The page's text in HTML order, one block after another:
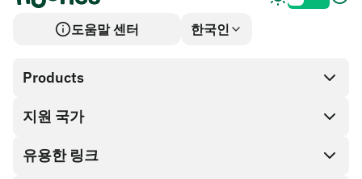
도움말 센터 한국인
Products
SnapX
Cash out
지원 국가
유용한 링크